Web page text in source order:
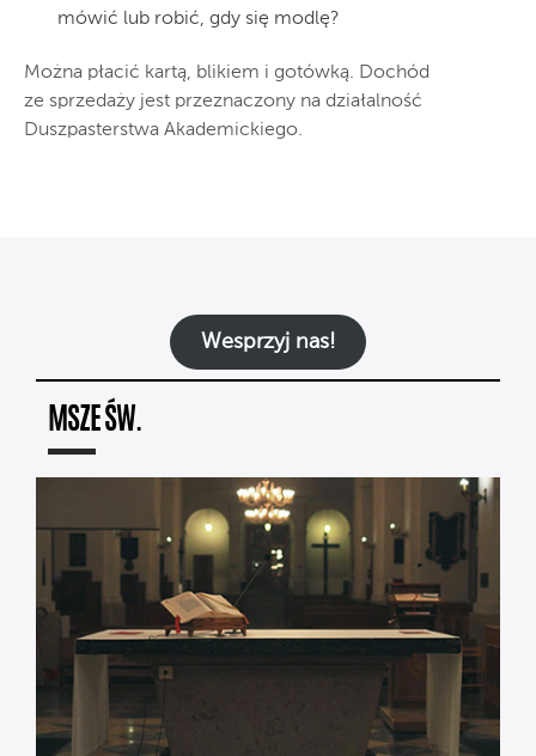
mówić lub robić, gdy się modlę?
Można płacić kartą, blikiem i gotówką. Dochód
ze sprzedaży jest przeznaczony na działalność
Duszpasterstwa Akademickiego.
Wesprzyj nas!
MSZE ŚW.